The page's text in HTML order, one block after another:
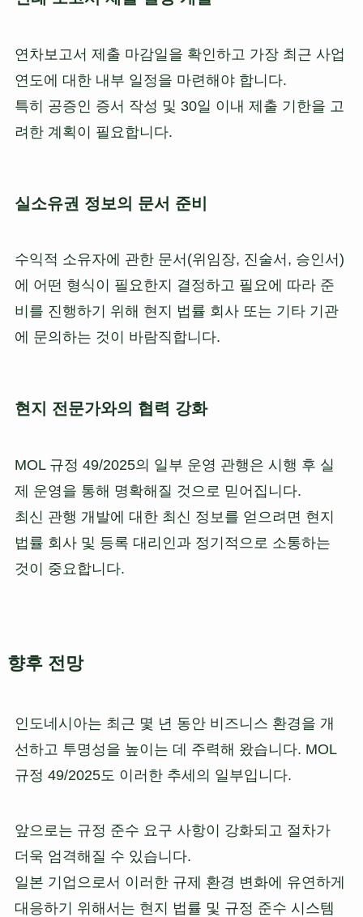
연차보고서 제출 마감일을 확인하고 가장 최근 사업
연도에 대한 내부 일정을 마련해야 합니다.
특히 공증인 증서 작성 및 30일 이내 제출 기한을 고
려한 계획이 필요합니다.
실소유권 정보의 문서 준비
수익적 소유자에 관한 문서(위임장, 진술서, 승인서)
에 어떤 형식이 필요한지 결정하고 필요에 따라 준
비를 진행하기 위해 현지 법률 회사 또는 기타 기관
에 문의하는 것이 바람직합니다.
현지 전문가와의 협력 강화
MOL 규정 49/2025의 일부 운영 관행은 시행 후 실
제 운영을 통해 명확해질 것으로 믿어집니다.
최신 관행 개발에 대한 최신 정보를 얻으려면 현지
법률 회사 및 등록 대리인과 정기적으로 소통하는
것이 중요합니다.
향후 전망
인도네시아는 최근 몇 년 동안 비즈니스 환경을 개
선하고 투명성을 높이는 데 주력해 왔습니다. MOL
규정 49/2025도 이러한 추세의 일부입니다.
앞으로는 규정 준수 요구 사항이 강화되고 절차가
더욱 엄격해질 수 있습니다.
일본 기업으로서 이러한 규제 환경 변화에 유연하게
대응하기 위해서는 현지 법률 및 규정 준수 시스템